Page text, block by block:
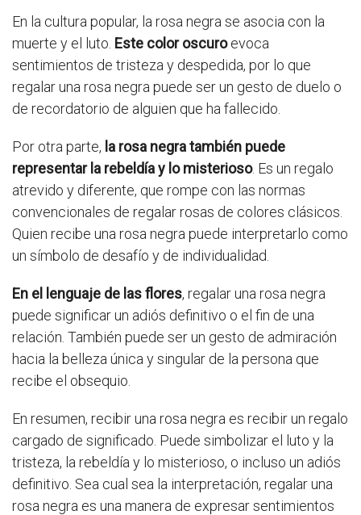
En la cultura popular, la rosa negra se asocia con la
muerte y el luto. Este color oscuroevoca
sentimientos de tristeza y despedida, por lo que
regalar una rosa negra puede ser un gesto de duelo o
de recordatorio de alguien que ha fallecido.
Por otra parte, la rosa negra también puede
representar la rebeldía y lo misterioso. Es un regalo
atrevido y diferente, que rompe con las normas
convencionales de regalar rosas de colores clásicos.
Quien recibe una rosa negra puede interpretarlo como
un símbolo de desafío y de individualidad.
En el lenguaje de las flores, regalar una rosa negra
puede significar un adiós definitivo o el fin de una
relación. También puede ser un gesto de admiración
hacia la belleza única y singular de la persona que
recibe el obsequio.
En resumen, recibir una rosa negra es recibir un regalo
cargado de significado. Puede simbolizar el luto y la
tristeza, la rebeldía y lo misterioso, o incluso un adiós
definitivo. Sea cual sea la interpretación, regalar una
rosa negra es una manera de expresar sentimientos